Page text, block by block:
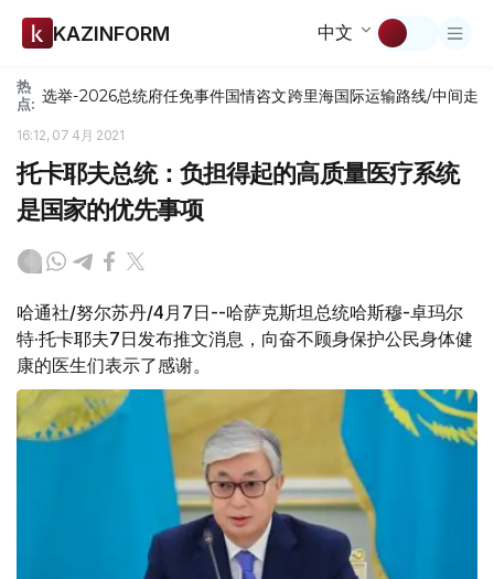
KAZINFORM 中文
热
点: 选举-2026总统府任免事件国情咨文跨里海国际运输路线/中间走廊
16:12, 07 4月 2021
托卡耶夫总统：负担得起的高质量医疗系统
是国家的优先事项
哈通社/努尔苏丹/4月7日--哈萨克斯坦总统哈斯穆-卓玛尔
特·托卡耶夫7日发布推文消息，向奋不顾身保护公民身体健
康的医生们表示了感谢。